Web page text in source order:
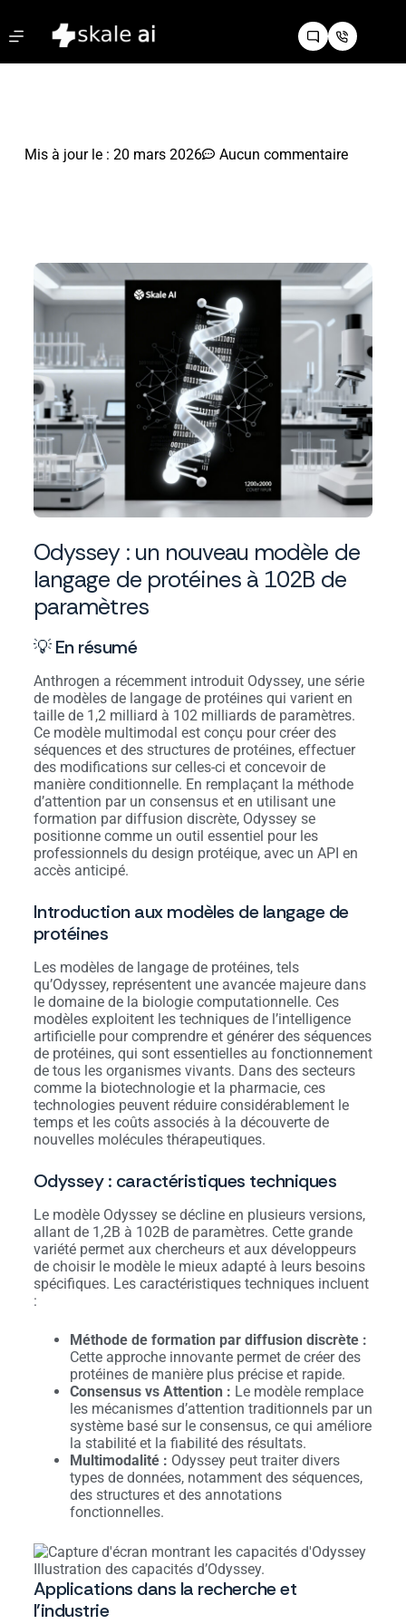
Mis à jour le : 20 mars 2026 Aucun commentaire
Odyssey : un nouveau modèle de
langage de protéines à 102B de
paramètres
💡 En résumé
Anthrogen a récemment introduit Odyssey, une série
de modèles de langage de protéines qui varient en
taille de 1,2 milliard à 102 milliards de paramètres.
Ce modèle multimodal est conçu pour créer des
séquences et des structures de protéines, effectuer
des modifications sur celles-ci et concevoir de
manière conditionnelle. En remplaçant la méthode
d’attention par un consensus et en utilisant une
formation par diffusion discrète, Odyssey se
positionne comme un outil essentiel pour les
professionnels du design protéique, avec un API en
accès anticipé.
Introduction aux modèles de langage de
protéines
Les modèles de langage de protéines, tels
qu’Odyssey, représentent une avancée majeure dans
le domaine de la biologie computationnelle. Ces
modèles exploitent les techniques de l’intelligence
artificielle pour comprendre et générer des séquences
de protéines, qui sont essentielles au fonctionnement
de tous les organismes vivants. Dans des secteurs
comme la biotechnologie et la pharmacie, ces
technologies peuvent réduire considérablement le
temps et les coûts associés à la découverte de
nouvelles molécules thérapeutiques.
Odyssey : caractéristiques techniques
Le modèle Odyssey se décline en plusieurs versions,
allant de 1,2B à 102B de paramètres. Cette grande
variété permet aux chercheurs et aux développeurs
de choisir le modèle le mieux adapté à leurs besoins
spécifiques. Les caractéristiques techniques incluent
:
Méthode de formation par diffusion discrète :
Cette approche innovante permet de créer des
protéines de manière plus précise et rapide.
Consensus vs Attention : Le modèle remplace
les mécanismes d’attention traditionnels par un
système basé sur le consensus, ce qui améliore
la stabilité et la fiabilité des résultats.
Multimodalité : Odyssey peut traiter divers
types de données, notamment des séquences,
des structures et des annotations
fonctionnelles.
Illustration des capacités d’Odyssey.
Applications dans la recherche et
l’industrie